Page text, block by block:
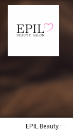
EPIL Beauty Salon